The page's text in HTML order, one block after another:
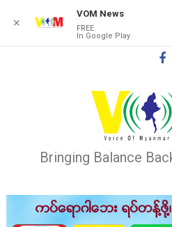
Bringing Balance
✕
VOM News
FREE
In Google Play